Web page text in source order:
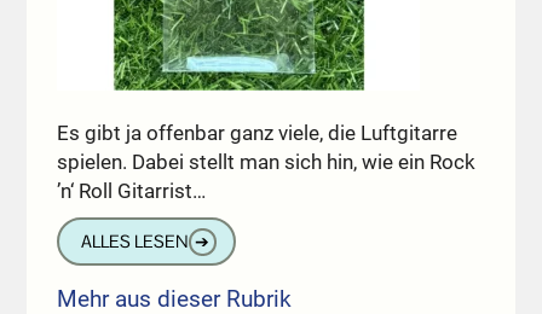
Es gibt ja offenbar ganz viele, die Luftgitarre
spielen. Dabei stellt man sich hin, wie ein Rock
’n‘ Roll Gitarrist…
ALLES LESEN ➔
Mehr aus dieser Rubrik